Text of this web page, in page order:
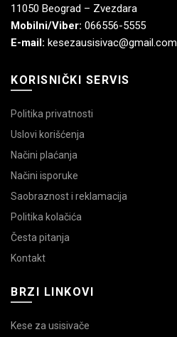
11050 Beograd – Zvezdara
Mobilni/Viber: 066556-5555
E-mail: kesezausisivac@gmail.com
KORISNIČKI SERVIS
Politika privatnosti
Uslovi korišćenja
Načini plaćanja
Načini isporuke
Saobraznost i reklamacija
Politika kolačića
Česta pitanja
Kontakt
BRZI LINKOVI
Kese za usisivače